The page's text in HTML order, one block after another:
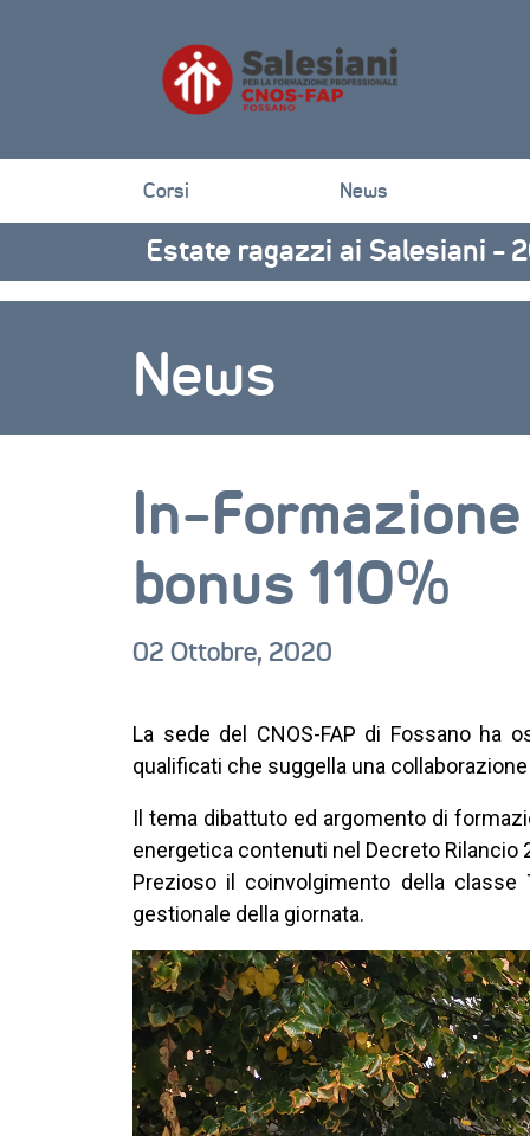
Corsi News
Estate ragazzi ai Salesiani –
News
In-
bonus 110%
02 Ottobre, 2020
La sede del CNOS-FAP di Fossano ha
qualificati che suggella una
Il tema dibattuto ed argomento di
energetica contenuti nel Decreto Rilancio
Prezioso il coinvolgimento della classe
gestionale della giornata.